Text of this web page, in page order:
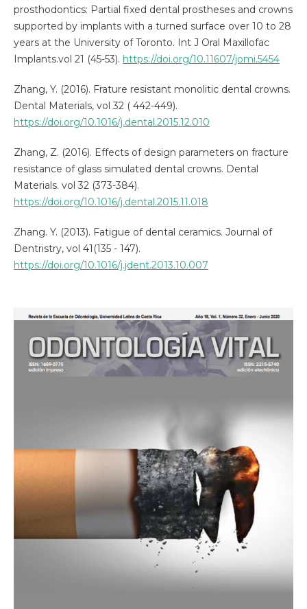
prosthodontics: Partial fixed dental prostheses and crowns
supported by implants with a turned surface over 10 to 28
years at the University of Toronto. Int J Oral Maxillofac
Implants.vol 21 (45-53). https://doi.org/10.11607/jomi.5454
Zhang, Y. (2016). Frature resistant monolitic dental crowns.
Dental Materials, vol 32 ( 442-449).
https://doi.org/10.1016/j.dental.2015.12.010
Zhang, Z. (2016). Effects of design parameters on fracture
resistance of glass simulated dental crowns. Dental
Materials. vol 32 (373-384).
https://doi.org/10.1016/j.dental.2015.11.018
Zhang. Y. (2013). Fatigue of dental ceramics. Journal of
Dentristry, vol 41(135 - 147).
https://doi.org/10.1016/j.jdent.2013.10.007